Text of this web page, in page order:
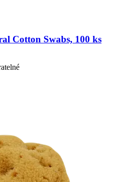
Cotton Swabs, 100 ks